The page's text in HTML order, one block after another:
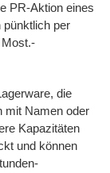
PR-Aktion eines
pünktlich per
Most.-
die
mit Namen oder
Kapazitäten
und können